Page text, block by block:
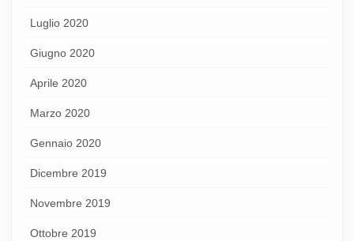
Luglio 2020
Giugno 2020
Aprile 2020
Marzo 2020
Gennaio 2020
Dicembre 2019
Novembre 2019
Ottobre 2019